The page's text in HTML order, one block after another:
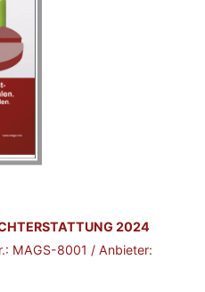
2024
MAGS-8001 / Anbieter: